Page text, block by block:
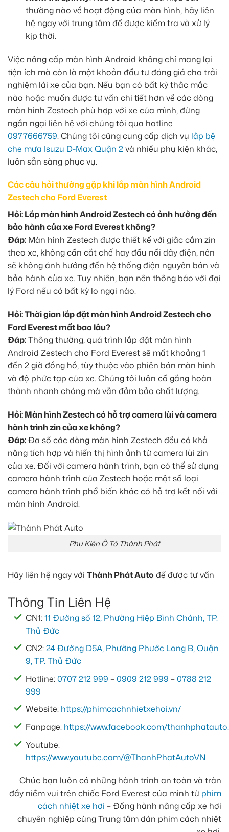
thường nào về hoạt động của màn hình, hãy liên
hệ ngay với trung tâm để được kiểm tra và xử lý
kịp thời.
Việc nâng cấp màn hình Android không chỉ mang lại
tiện ích mà còn là một khoản đầu tư đáng giá cho trải
nghiệm lái xe của bạn. Nếu bạn có bất kỳ thắc mắc
nào hoặc muốn được tư vấn chi tiết hơn về các dòng
màn hình Zestech phù hợp với xe của mình, đừng
ngần ngại liên hệ với chúng tôi qua hotline
0977666759. Chúng tôi cũng cung cấp dịch vụ lắp bệ
che mưa Isuzu D-Max Quận 2và nhiều phụ kiện khác,
luôn sẵn sàng phục vụ.
Các câu hỏi thường gặp khi lắp màn hình Android
Zestech cho Ford Everest
Hỏi: Lắp màn hình Android Zestech có ảnh hưởng đến
bảo hành của xe Ford Everest không?
Đáp: Màn hình Zestech được thiết kế với giắc cắm zin
theo xe, không cần cắt chế hay đấu nối dây điện, nên
sẽ không ảnh hưởng đến hệ thống điện nguyên bản và
bảo hành của xe. Tuy nhiên, bạn nên thông báo với đại
lý Ford nếu có bất kỳ lo ngại nào.
Hỏi: Thời gian lắp đặt màn hình Android Zestech cho
Ford Everest mất bao lâu?
Đáp:Thông thường, quá trình lắp đặt màn hình
Android Zestech cho Ford Everest sẽ mất khoảng 1
đến 2 giờ đồng hồ, tùy thuộc vào phiên bản màn hình
và độ phức tạp của xe. Chúng tôi luôn cố gắng hoàn
thành nhanh chóng mà vẫn đảm bảo chất lượng.
Hỏi: Màn hình Zestech có hỗ trợ camera lùi và camera
hành trình zin của xe không?
Đáp:Đa số các dòng màn hình Zestech đều có khả
năng tích hợp và hiển thị hình ảnh từ camera lùi zin
của xe. Đối với camera hành trình, bạn có thể sử dụng
camera hành trình của Zestech hoặc một số loại
camera hành trình phổ biến khác có hỗ trợ kết nối với
màn hình Android.
Phụ Kiện Ô Tô Thành Phát
Hãy liên hệ ngay với Thành Phát Auto để được tư vấn
Thông Tin Liên Hệ
CN1:11 Đường số 12, Phường Hiệp Bình Chánh, TP.
Thủ Đức
CN2:24 Đường D5A, Phường Phước Long B, Quận
9, TP. Thủ Đức
Hotline:0707 212 999 –0909 212 999 –0788 212
999
Website: https://phimcachnhietxehoi.vn/
Fanpage: https://www.facebook.com/
Youtube:
https://www.youtube.com/@ThanhPhatAutoVN
Chúc bạn luôn có những hành trình an toàn và tràn
đầy niềm vui trên chiếc Ford Everest của mình từ phim
cách nhiệt xe hơi – Đồng hành nâng cấp xe hơi
chuyên nghiệp cùng Trung tâm dán phim cách nhiệt